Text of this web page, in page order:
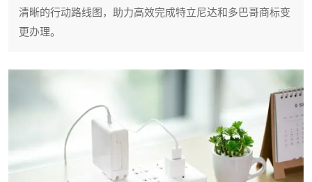
清晰的行动路线图，助力高效完成特立尼达和多巴哥商标变
更办理。